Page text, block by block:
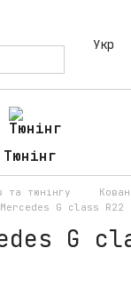
Укр
Тюнінг
та тюнінгу
G class
G